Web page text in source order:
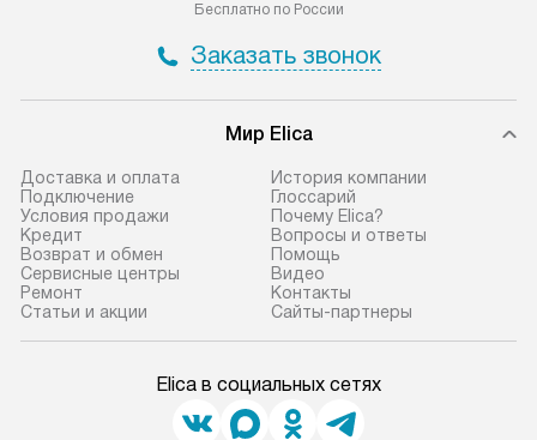
Бесплатно по России
Заказать звонок
Мир Elica
Доставка и оплата
Подключение
Условия продажи
Кредит
Возврат и обмен
Сервисные центры
Ремонт
Статьи и акции
История компании
Глоссарий
Почему Elica?
Вопросы и ответы
Помощь
Видео
Контакты
Сайты-партнеры
Elica в социальных сетях